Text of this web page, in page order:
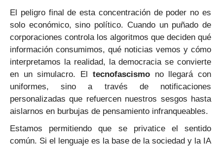
El peligro final de esta concentración de poder no es
solo económico, sino político. Cuando un puñado de
corporaciones controla los algoritmos que deciden qué
información consumimos, qué noticias vemos y cómo
interpretamos la realidad, la democracia se convierte
en un simulacro. El tecnofascismono llegará con
uniformes, sino a través de notificaciones
personalizadas que refuercen nuestros sesgos hasta
aislarnos en burbujas de pensamiento infranqueables.
Estamos permitiendo que se privatice el sentido
común. Si el lenguaje es la base de la sociedad y la IA